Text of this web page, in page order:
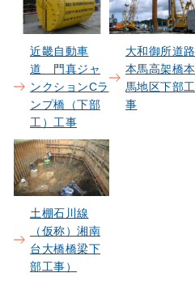
近畿自動車
道 門真ジャ
ンクションCラ
ンプ橋（下部
工）工事
大和御所道路
本馬高架橋本
馬地区下部工
事
土棚石川線
（仮称）湘南
台大橋橋梁下
部工事）